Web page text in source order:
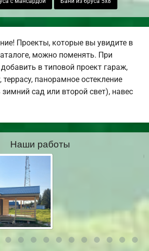
Проекты, которые вы увидите в
можно поменять. При
в типовой проект гараж,
террасу, панорамное остекление
сад или второй свет), навес
Наши работы